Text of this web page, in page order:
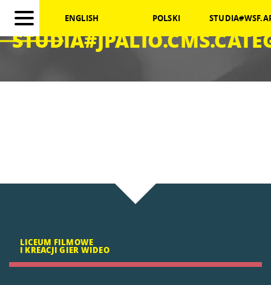
ENGLISH POLSKI
LICEUM FILMOWE
I KREACJI GIER WIDEO